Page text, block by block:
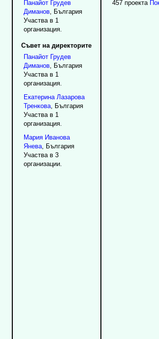
Панайот Грудев
Диманов, България
Участва в 1
организация.
Съвет на директорите
Панайот Грудев
Диманов, България
Участва в 1
организация.
Екатерина Лазарова
Тренкова, България
Участва в 1
организация.
Мария Иванова
Янева, България
Участва в 3
организации.
457 проекта